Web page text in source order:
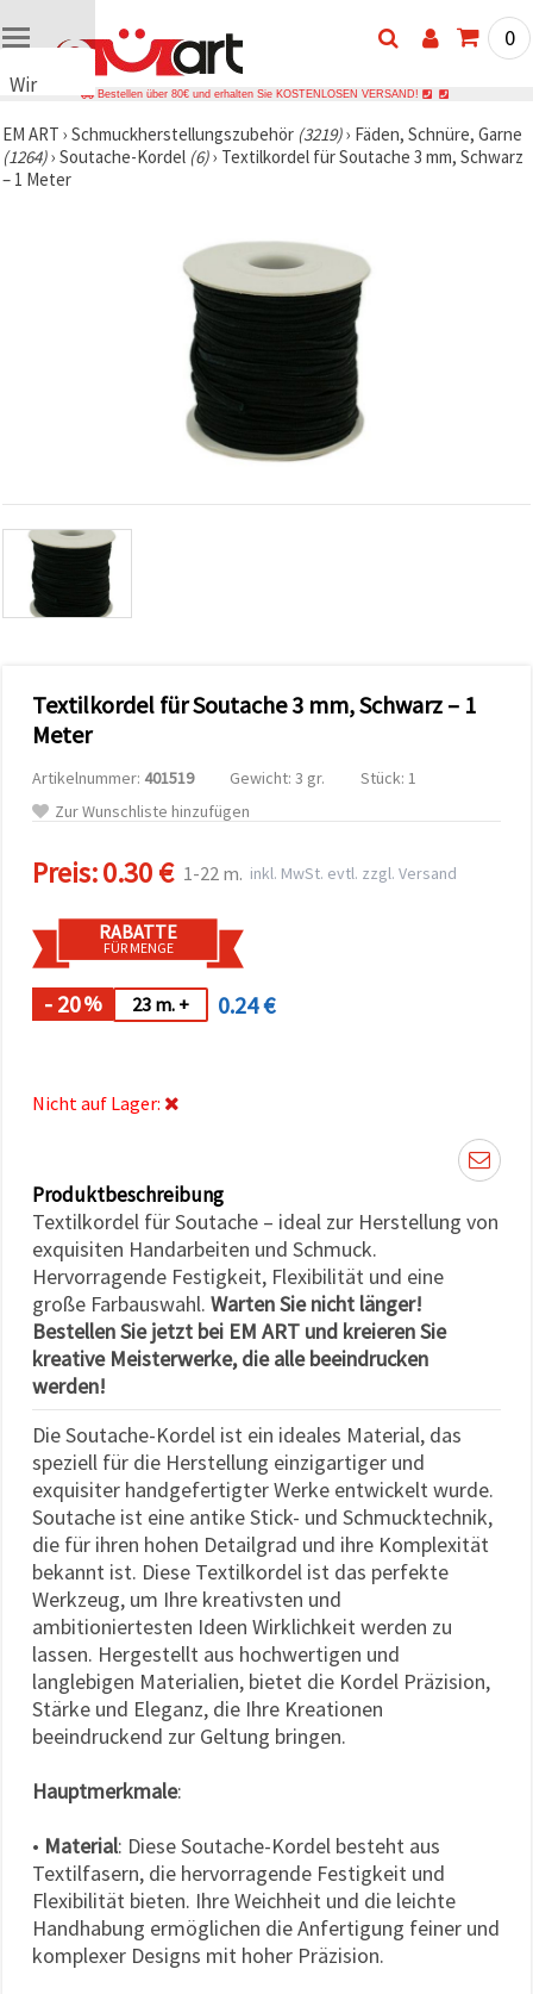
Wir
Cookies
🍪 Wir
verwenden
Datenverkehr
analysieren
sowie
relevantere
Unterstützung
Partner für
und
Sie können
Cookies
akzeptieren,
oder Ihre
Auswahl in
individuell
festlegen.
jederzeit
ändern
Datenschutzerklärung
Cookie-
Richtlinie
Alle
akzeptieren
Cookie-
Einstellungen
0
Bestellen über 80€ und erhalten Sie KOSTENLOSEN VERSAND!
EM ART › Schmuckherstellungszubehör (3219)› Fäden, Schnüre, Garne
(1264)› Soutache-Kordel (6)› Textilkordel für Soutache 3 mm, Schwarz
– 1 Meter
Textilkordel für Soutache 3 mm, Schwarz – 1
Meter
Artikelnummer: 401519 Gewicht: 3 gr.
Stück: 1
Zur Wunschliste hinzufügen
Preis:0.30 € 1-22 m. inkl. MwSt. evtl. zzgl. Versand
RABATTE
FÜR MENGE
- 20% 23 m. + 0.24 €
Nicht auf Lager:
Produktbeschreibung
Textilkordel für Soutache – ideal zur Herstellung von
exquisiten Handarbeiten und Schmuck.
Hervorragende Festigkeit, Flexibilität und eine
große Farbauswahl. Warten Sie nicht länger!
Bestellen Sie jetzt bei EM ART und kreieren Sie
kreative Meisterwerke, die alle beeindrucken
werden!
Die Soutache-Kordel ist ein ideales Material, das
speziell für die Herstellung einzigartiger und
exquisiter handgefertigter Werke entwickelt wurde.
Soutache ist eine antike Stick- und Schmucktechnik,
die für ihren hohen Detailgrad und ihre Komplexität
bekannt ist. Diese Textilkordel ist das perfekte
Werkzeug, um Ihre kreativsten und
ambitioniertesten Ideen Wirklichkeit werden zu
lassen. Hergestellt aus hochwertigen und
langlebigen Materialien, bietet die Kordel Präzision,
Stärke und Eleganz, die Ihre Kreationen
beeindruckend zur Geltung bringen.
Hauptmerkmale:
• Material: Diese Soutache-Kordel besteht aus
Textilfasern, die hervorragende Festigkeit und
Flexibilität bieten. Ihre Weichheit und die leichte
Handhabung ermöglichen die Anfertigung feiner und
komplexer Designs mit hoher Präzision.